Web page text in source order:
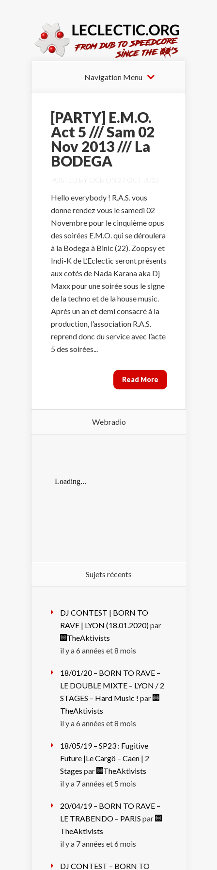
Navigation Menu
[PARTY] E.M.O.
Act 5 /// Sam 02
Nov 2013 /// La
BODEGA
POSTED BY OCB ON 27 OCT 2013
Hello everybody ! R.A.S. vous
donne rendez vous le samedi 02
Novembre pour le cinquième opus
des soirées E.M.O. qui se déroulera
à la Bodega à Binic (22). Zoopsy et
Indi-K de L’Eclectic seront présents
aux cotés de Nada Karana aka Dj
Maxx pour une soirée sous le signe
de la techno et de la house music.
Après un an et demi consacré à la
production, l’association R.A.S.
reprend donc du service avec l’acte
5 des soirées...
Read More
Webradio
Sujets récents
DJ CONTEST | BORN TO
RAVE | LYON (18.01.2020)par
TheAktivists
il y a 6 années et 8 mois
18/01/20 – BORN TO RAVE –
LE DOUBLE MIXTE – LYON / 2
STAGES – Hard Music ! par
TheAktivists
il y a 6 années et 8 mois
18/05/19 – SP23 : Fugitive
Future |Le Cargö – Caen | 2
Stages par
TheAktivists
il y a 7 années et 5 mois
20/04/19 – BORN TO RAVE –
LE TRABENDO – PARIS par
TheAktivists
il y a 7 années et 6 mois
DJ CONTEST – BORN TO